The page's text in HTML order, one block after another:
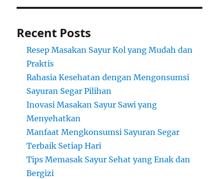
Recent Posts
Resep Masakan Sayur Kol yang Mudah dan
Praktis
Rahasia Kesehatan dengan Mengonsumsi
Sayuran Segar Pilihan
Inovasi Masakan Sayur Sawi yang
Menyehatkan
Manfaat Mengkonsumsi Sayuran Segar
Terbaik Setiap Hari
Tips Memasak Sayur Sehat yang Enak dan
Bergizi